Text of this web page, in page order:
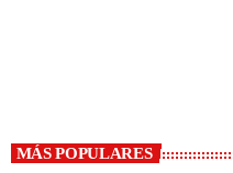
MÁS POPULARES